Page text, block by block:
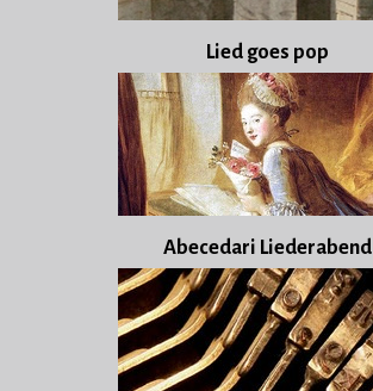
Lied goes pop
Abecedari Liederabend